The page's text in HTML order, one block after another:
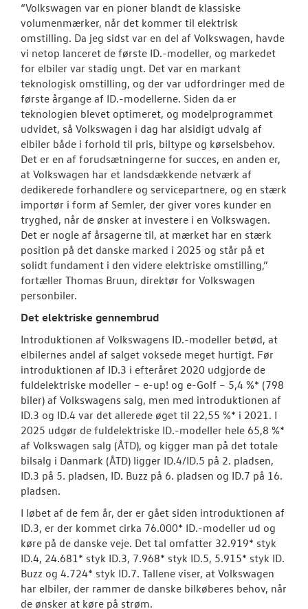
“Volkswagen var en pioner blandt de klassiske
volumenmærker, når det kommer til elektrisk
omstilling. Da jeg sidst var en del af Volkswagen, havde
vi netop lanceret de første ID.-modeller, og markedet
for elbiler var stadig ungt. Det var en markant
teknologisk omstilling, og der var udfordringer med de
første årgange af ID.-modellerne. Siden da er
teknologien blevet optimeret, og modelprogrammet
udvidet, så Volkswagen i dag har alsidigt udvalg af
elbiler både i forhold til pris, biltype og kørselsbehov.
Det er en af forudsætningerne for succes, en anden er,
at Volkswagen har et landsdækkende netværk af
dedikerede forhandlere og servicepartnere, og en stærk
importør i form af Semler, der giver vores kunder en
tryghed, når de ønsker at investere i en Volkswagen.
Det er nogle af årsagerne til, at mærket har en stærk
position på det danske marked i 2025 og står på et
solidt fundament i den videre elektriske omstilling,”
fortæller Thomas Bruun, direktør for Volkswagen
personbiler.
Det elektriske gennembrud
Introduktionen af Volkswagens ID.-modeller betød, at
elbilernes andel af salget voksede meget hurtigt. Før
introduktionen af ID.3 i efteråret 2020 udgjorde de
fuldelektriske modeller – e-up! og e-Golf – 5,4 %* (798
biler) af Volkswagens salg, men med introduktionen af
ID.3 og ID.4 var det allerede øget til 22,55 %* i 2021. I
2025 udgør de fuldelektriske ID.-modeller hele 65,8 %*
af Volkswagen salg (ÅTD), og kigger man på det totale
bilsalg i Danmark (ÅTD) ligger ID.4/ID.5 på 2. pladsen,
ID.3 på 5. pladsen, ID. Buzz på 6. pladsen og ID.7 på 16.
pladsen.
I løbet af de fem år, der er gået siden introduktionen af
ID.3, er der kommet cirka 76.000* ID.-modeller ud og
køre på de danske veje. Det tal omfatter 32.919* styk
ID.4, 24.681* styk ID.3, 7.968* styk ID.5, 5.915* styk ID.
Buzz og 4.724* styk ID.7. Tallene viser, at Volkswagen
har elbiler, der rammer de danske bilkøberes behov, når
de ønsker at køre på strøm.